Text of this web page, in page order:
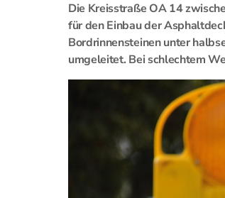
Die Kreisstraße OA 14
für den Einbau der
Bordrinnensteinen unter
umgeleitet. Bei schlechtem